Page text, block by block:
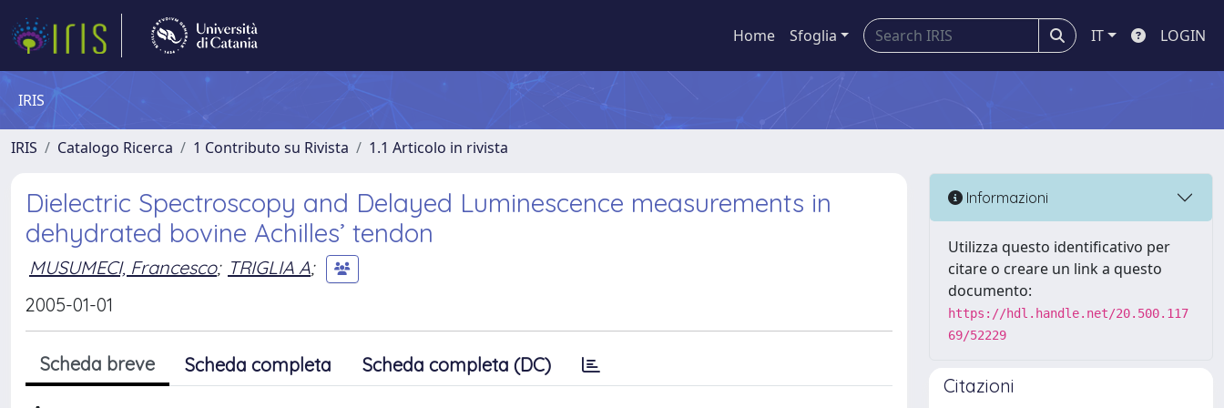
Home Sfoglia IT LOGIN
IRIS
IRIS Catalogo Ricerca 1 Contributo su Rivista 1.1 Articolo in rivista
Dielectric Spectroscopy and Delayed Luminescence measurements in
dehydrated bovine Achilles’ tendon
MUSUMECI, Francesco; TRIGLIA A;
2005-01-01
Scheda breve Scheda completa Scheda completa (DC)
Informazioni
Utilizza questo identificativo per
citare o creare un link a questo
documento:
https://hdl.handle.net/20.500.117
69/52229
Citazioni